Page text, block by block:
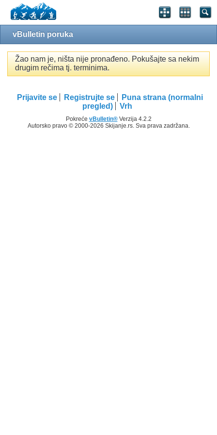
vBulletin poruka
Žao nam je, ništa nije pronađeno. Pokušajte sa nekim
drugim rečima tj. terminima.
Prijavite se Registrujte se
Puna strana (normalni
pregled)
Vrh
Pokreće vBulletin®Verzija 4.2.2
Autorsko pravo © 2000-2026 Skijanje.rs. Sva prava zadržana.